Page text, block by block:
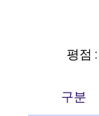
평점
구분